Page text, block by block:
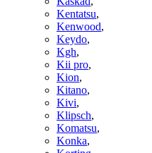
Kentatsu,
Kenwood,
Keydo,
Kgh,
Kii pro,
Kion,
Kitano,
Kivi,
Klipsch,
Komatsu,
Konka,